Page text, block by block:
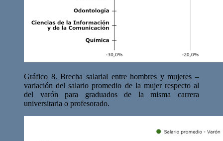
Gráfico 8. Brecha salarial entre hombres y mujeres –
variación del salario promedio de la mujer respecto al
del varón para graduados de la misma carrera
universitaria o profesorado.